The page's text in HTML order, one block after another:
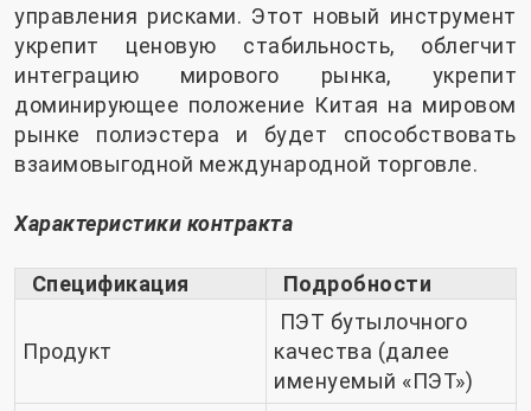
управления рисками. Этот новый инструмент
укрепит ценовую стабильность, облегчит
интеграцию мирового рынка, укрепит
доминирующее положение Китая на мировом
рынке полиэстера и будет способствовать
взаимовыгодной международной торговле.
Характеристики контракта
Спецификация Подробности
Продукт
ПЭТ бутылочного
качества (далее
именуемый «ПЭТ»)